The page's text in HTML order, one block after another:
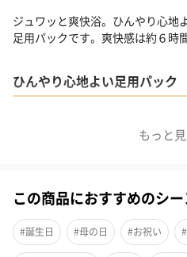
もっと
ジュワッと爽快浴。ひんやり心地
足用パックです。爽快感は約６時
ひんやり心地よい足用パック
この商品におすすめのシー
#誕生日 #母の日 #お祝い